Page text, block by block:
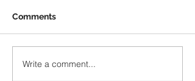
Comments
Write a comment...